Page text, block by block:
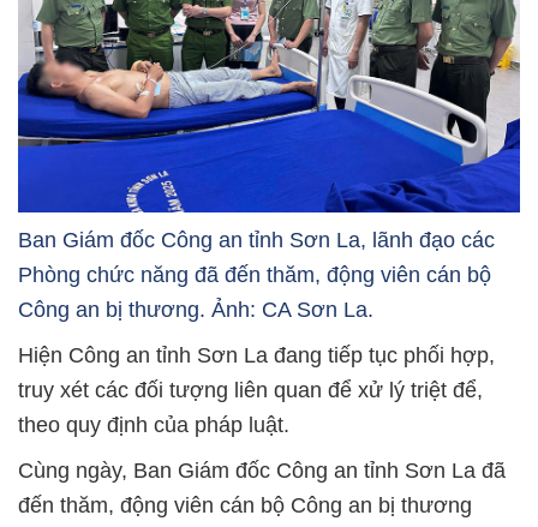
Ban Giám đốc Công an tỉnh Sơn La, lãnh đạo các
Phòng chức năng đã đến thăm, động viên cán bộ
Công an bị thương. Ảnh: CA Sơn La.
Hiện Công an tỉnh Sơn La đang tiếp tục phối hợp,
truy xét các đối tượng liên quan để xử lý triệt để,
theo quy định của pháp luật.
Cùng ngày, Ban Giám đốc Công an tỉnh Sơn La đã
đến thăm, động viên cán bộ Công an bị thương